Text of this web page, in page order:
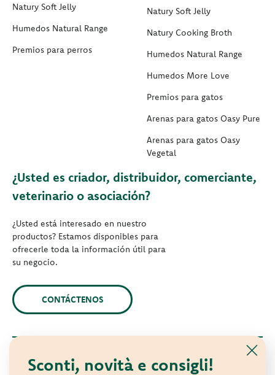
Sconti, novità e consigli!
Natury Soft Jelly
Humedos Natural Range
Premios para perros
Natury Soft Jelly
Natury Cooking Broth
Humedos Natural Range
Humedos More Love
Premios para gatos
Arenas para gatos Oasy Pure
Arenas para gatos Oasy
Vegetal
¿Usted es criador, distribuidor, comerciante,
veterinario o asociación?
¿Usted está interesado en nuestro
productos? Estamos disponibles para
ofrecerle toda la información útil para
su negocio.
CONTÁCTENOS
© 2021 Oasy. Todos los derechos reservados.